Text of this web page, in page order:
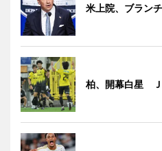
米上院、ブラン
柏、開幕白星